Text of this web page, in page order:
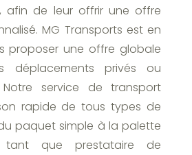
afin de leur offrir une offre
MG Transports est en
proposer une offre globale
déplacements privés ou
Notre service de transport
rapide de tous types de
paquet simple à la palette
tant que prestataire de